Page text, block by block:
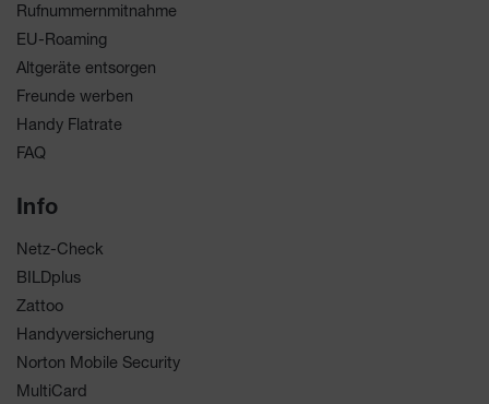
Rufnummernmitnahme
EU-Roaming
Altgeräte entsorgen
Freunde werben
Handy Flatrate
FAQ
Info
Netz-Check
BILDplus
Zattoo
Handyversicherung
Norton Mobile Security
MultiCard